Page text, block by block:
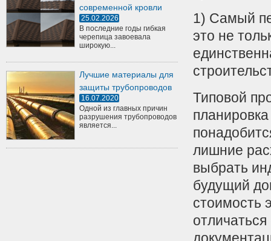
современной кровли
25.02.2026
В последние годы гибкая
черепица завоевала
широкую...
Лучшие материалы для
защиты трубопроводов
16.07.2020
Одной из главных причин
разрушения трубопроводов
является...
1) Самый
это не
Типовой
лишние
выбрать
будущий
стоимость